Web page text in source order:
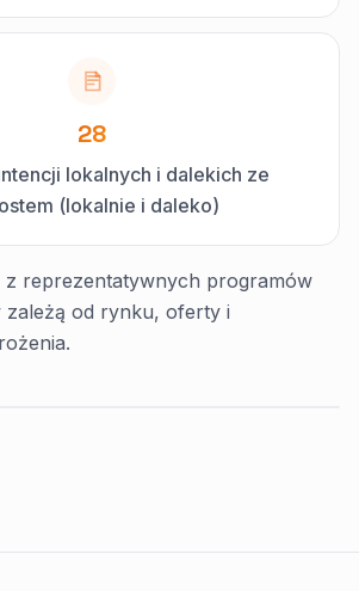
28
lokalnych i dalekich ze
(lokalnie i daleko)
z reprezentatywnych programów
zależą od rynku, oferty i